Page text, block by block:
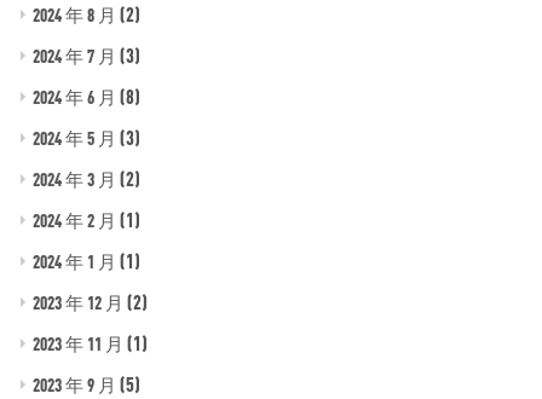
2024 年 8 月 (2)
2024 年 7 月 (3)
2024 年 6 月 (8)
2024 年 5 月 (3)
2024 年 3 月 (2)
2024 年 2 月 (1)
2024 年 1 月 (1)
2023 年 12 月 (2)
2023 年 11 月 (1)
2023 年 9 月 (5)